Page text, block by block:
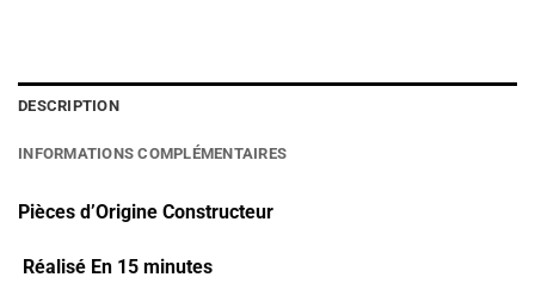
DESCRIPTION
INFORMATIONS COMPLÉMENTAIRES
Pièces d’Origine Constructeur
Réalisé En 15 minutes